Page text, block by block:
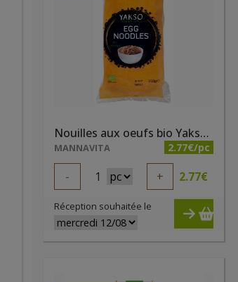
Nouilles aux oeufs bio Yakso 250g
MANNAVITA 2.77€/pc
- 1 + 2.77€
Réception souhaitée le